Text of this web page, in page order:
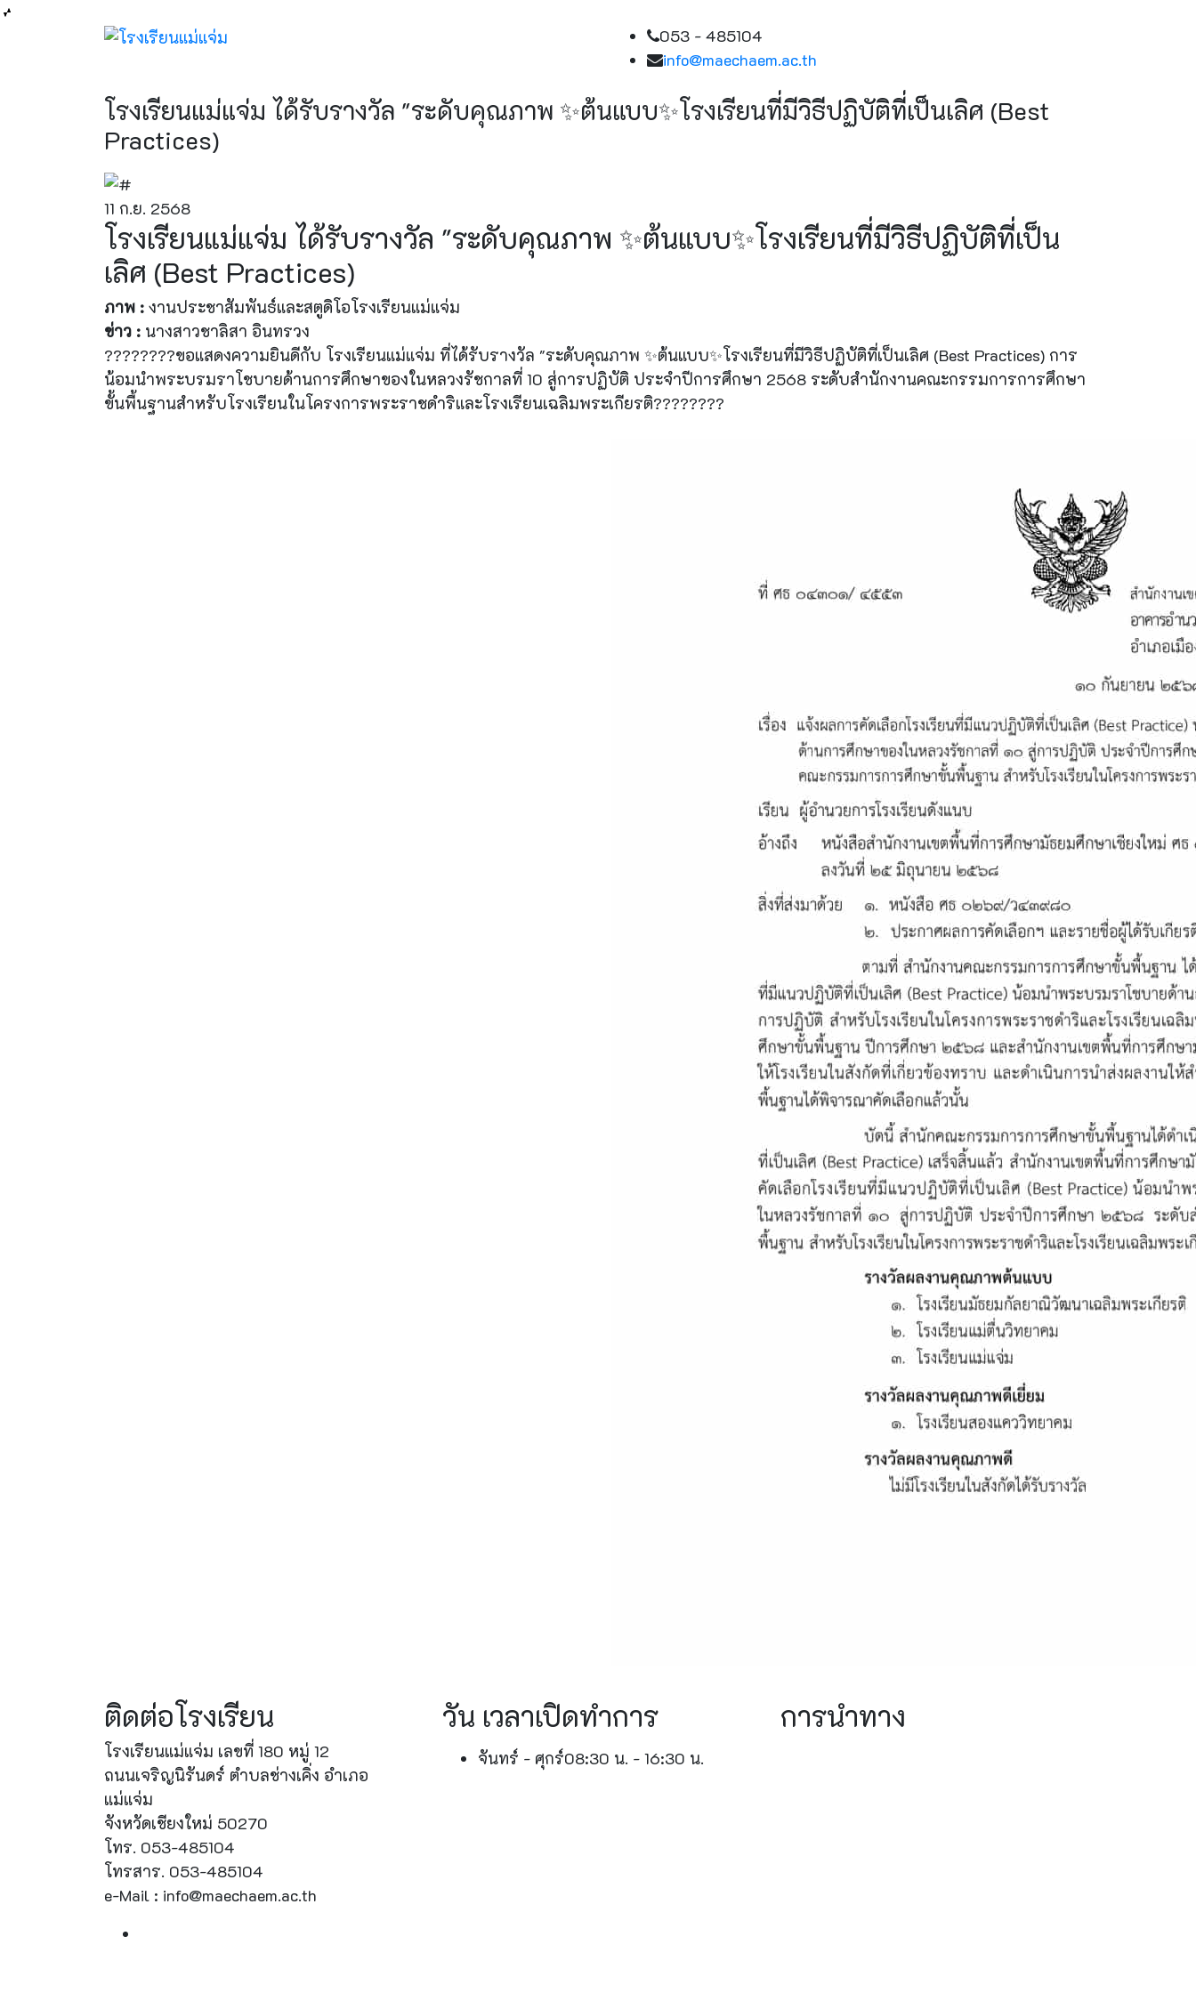
053 - 485104
info@maechaem.ac.th
โรงเรียนแม่แจ่ม ได้รับรางวัล "ระดับคุณภาพ ✨ต้นแบบ✨โรงเรียนที่มีวิธีปฏิบัติที่เป็นเลิศ (Best
Practices)
11 ก.ย. 2568
โรงเรียนแม่แจ่ม ได้รับรางวัล "ระดับคุณภาพ ✨ต้นแบบ✨โรงเรียนที่มีวิธีปฏิบัติที่เป็น
เลิศ (Best Practices)
ภาพ : งานประชาสัมพันธ์และสตูดิโอโรงเรียนแม่แจ่ม
ข่าว : นางสาวชาลิสา อินทรวง
????????ขอแสดงความยินดีกับ โรงเรียนแม่แจ่ม ที่ได้รับรางวัล "ระดับคุณภาพ ✨ต้นแบบ✨โรงเรียนที่มีวิธีปฏิบัติที่เป็นเลิศ (Best Practices) การ
น้อมนำพระบรมราโชบายด้านการศึกษาของในหลวงรัชกาลที่ 10 สู่การปฏิบัติ ประจำปีการศึกษา 2568 ระดับสำนักงานคณะกรรมการการศึกษา
ขั้นพื้นฐานสำหรับโรงเรียนในโครงการพระราชดำริและโรงเรียนเฉลิมพระเกียรติ????????
ติดต่อโรงเรียน
โรงเรียนแม่แจ่ม เลขที่ 180 หมู่ 12
ถนนเจริญนิรันดร์ ตำบลช่างเคิ่ง อำเภอ
แม่แจ่ม
จังหวัดเชียงใหม่ 50270
โทร. 053-485104
โทรสาร. 053-485104
e-Mail : info@maechaem.ac.th
วัน เวลาเปิดทำการ
จันทร์ - ศุกร์08:30 น. - 16:30 น.
การนำทาง